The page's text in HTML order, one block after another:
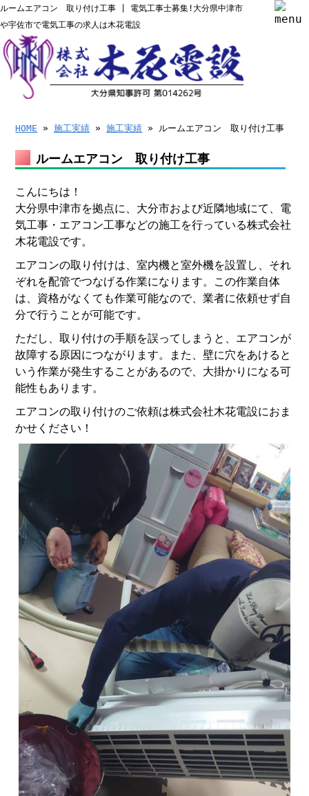
ルームエアコン 取り付け工事 | 電気工事士募集!大分県中津市
や宇佐市で電気工事の求人は木花電設
HOME »施工実績 »施工実績 » ルームエアコン 取り付け工事
ルームエアコン 取り付け工事
こんにちは！
大分県中津市を拠点に、大分市および近隣地域にて、電
気工事・エアコン工事などの施工を行っている株式会社
木花電設です。
エアコンの取り付けは、室内機と室外機を設置し、それ
ぞれを配管でつなげる作業になります。この作業自体
は、資格がなくても作業可能なので、業者に依頼せず自
分で行うことが可能です。
ただし、取り付けの手順を誤ってしまうと、エアコンが
故障する原因につながります。また、壁に穴をあけると
いう作業が発生することがあるので、大掛かりになる可
能性もあります。
エアコンの取り付けのご依頼は株式会社木花電設におま
かせください！